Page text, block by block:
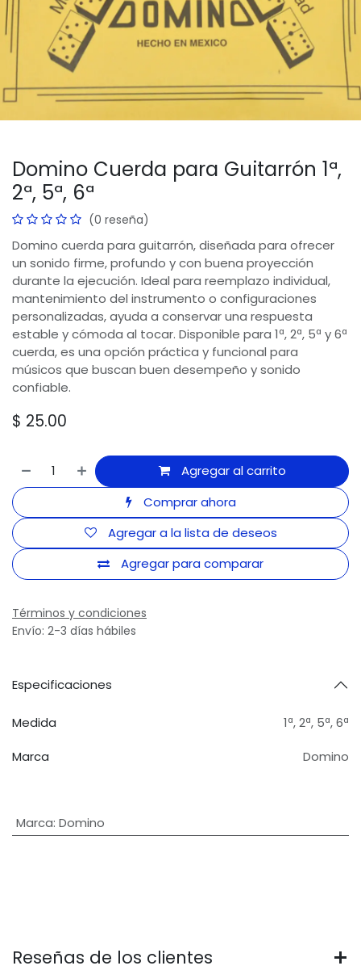
Domino Cuerda para Guitarrón 1ª,
2ª, 5ª, 6ª
(0 reseña)
Domino cuerda para guitarrón, diseñada para ofrecer
un sonido firme, profundo y con buena proyección
durante la ejecución. Ideal para reemplazo individual,
mantenimiento del instrumento o configuraciones
personalizadas, ayuda a conservar una respuesta
estable y cómoda al tocar. Disponible para 1ª, 2ª, 5ª y 6ª
cuerda, es una opción práctica y funcional para
músicos que buscan buen desempeño y sonido
confiable.
$ 25.00
Agregar al carrito
Comprar ahora
Agregar para comparar
Agregar a la lista de deseos
Términos y condiciones
Envío: 2-3 días hábiles
Especificaciones
Medida 1ª,2ª, 5ª,6ª
Marca
Domino
Marca: Domino
Reseñas de los clientes